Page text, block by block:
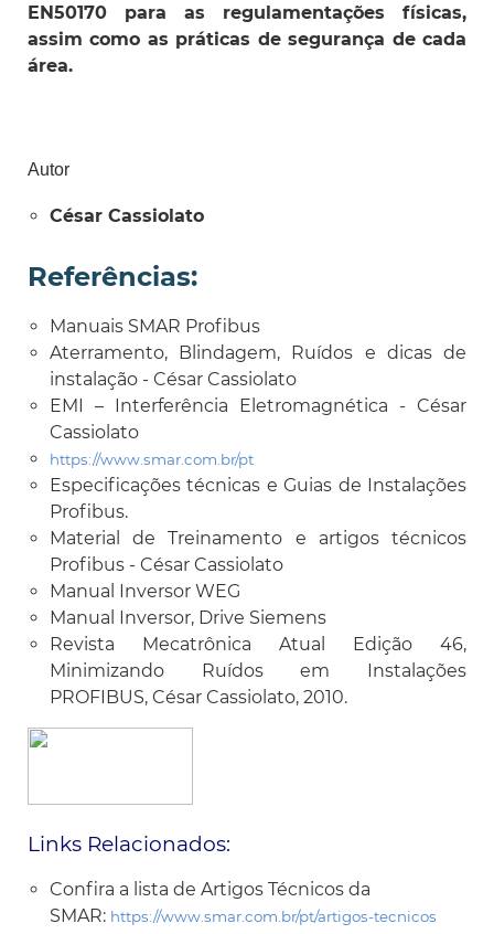
EN50170 para as regulamentações físicas,
assim como as práticas de segurança de cada
área.
Autor
César Cassiolato
Referências:
Manuais SMAR Profibus
Aterramento, Blindagem, Ruídos e dicas de
instalação - César Cassiolato
EMI – Interferência Eletromagnética - César
Cassiolato
https://www.smar.com.br/pt
Especificações técnicas e Guias de Instalações
Profibus.
Material de Treinamento e artigos técnicos
Profibus - César Cassiolato
Manual Inversor WEG
Manual Inversor, Drive Siemens
Revista Mecatrônica Atual Edição 46,
Minimizando Ruídos em Instalações
PROFIBUS, César Cassiolato, 2010.
Links Relacionados:
Confira a lista de Artigos Técnicos da
SMAR: https://www.smar.com.br/pt/artigos-tecnicos